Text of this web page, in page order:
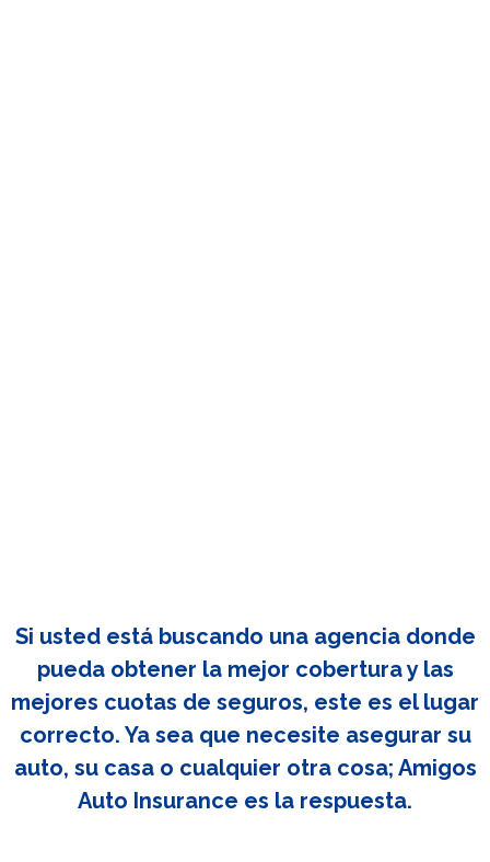
Si usted está buscando una agencia donde
pueda obtener la mejor cobertura y las
mejores cuotas de seguros, este es el lugar
correcto. Ya sea que necesite asegurar su
auto, su casa o cualquier otra cosa; Amigos
Auto Insurance es la respuesta.